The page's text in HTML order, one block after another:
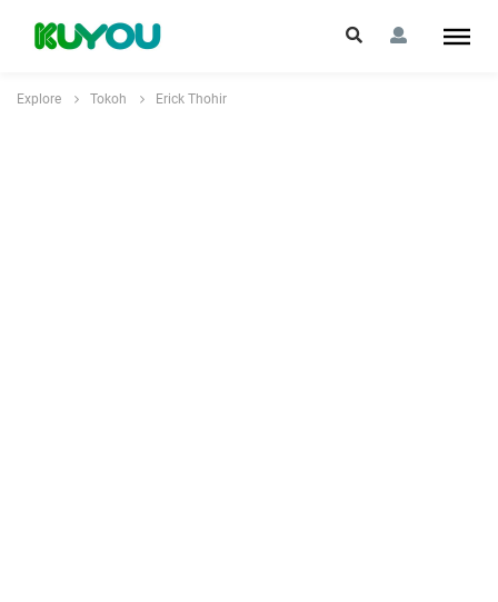
Explore Tokoh Erick Thohir